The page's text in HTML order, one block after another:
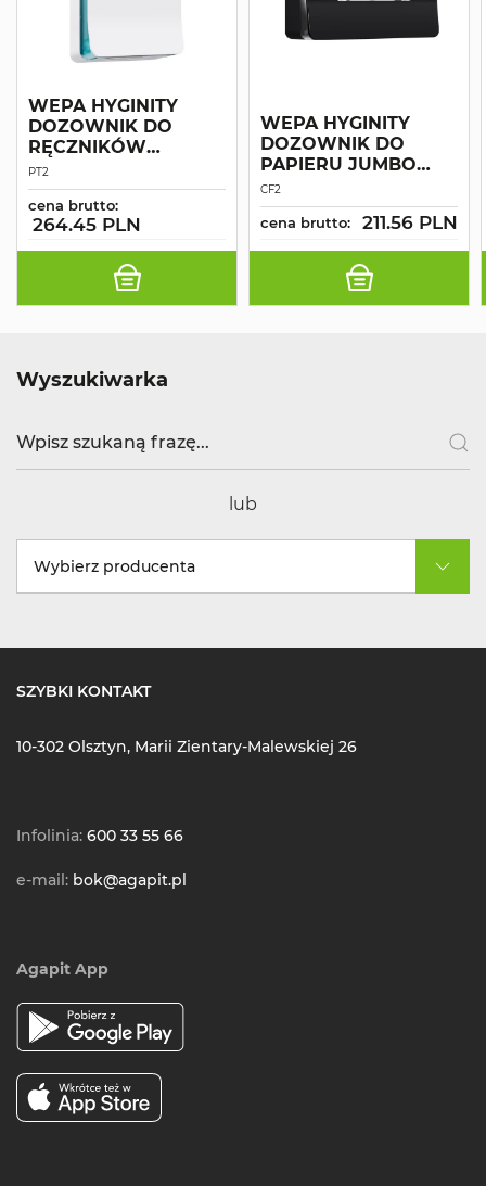
WEPA HYGINITY
DOZOWNIK DO
RĘCZNIKÓW
INTERFOLD MAŁY
BIAŁY
PT2
cena brutto:
264.45 PLN
WEPA HYGINITY
DOZOWNIK DO
PAPIERU JUMBO
CENTERFEED
CZARNY
CF2
cena brutto: 211.56 PLN
Wyszukiwarka
lub
Wybierz producenta
SZYBKI KONTAKT
10-302 Olsztyn, Marii Zientary-Malewskiej 26
Infolinia: 600 33 55 66
e-mail: bok@agapit.pl
Agapit App